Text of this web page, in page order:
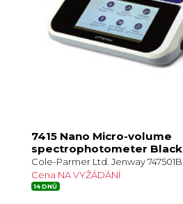
7415 Nano Micro-volume
spectrophotometer Black
Cole-Parmer Ltd. Jenway 747501B
Cena NA VYŽÁDÁNÍ
14 DNŮ